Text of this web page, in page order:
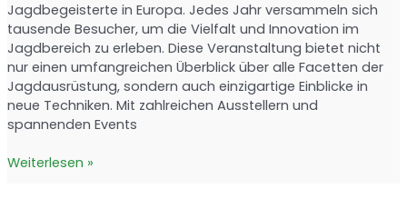
Jagdbegeisterte in Europa. Jedes Jahr versammeln sich
tausende Besucher, um die Vielfalt und Innovation im
Jagdbereich zu erleben. Diese Veranstaltung bietet nicht
nur einen umfangreichen Überblick über alle Facetten der
Jagdausrüstung, sondern auch einzigartige Einblicke in
neue Techniken. Mit zahlreichen Ausstellern und
spannenden Events
Jagd
Weiterlesen »